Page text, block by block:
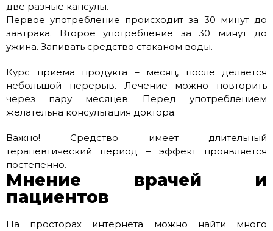
две разные капсулы.
Первое употребление происходит за 30 минут до
завтрака. Второе употребление за 30 минут до
ужина. Запивать средство стаканом воды.
Курс приема продукта – месяц, после делается
небольшой перерыв. Лечение можно повторить
через пару месяцев. Перед употреблением
желательна консультация доктора.
Важно! Средство имеет длительный
терапевтический период – эффект проявляется
постепенно.
Мнение врачей и
пациентов
На просторах интернета можно найти много